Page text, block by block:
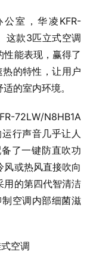
室，华凌KFR-
这款3匹立式空调
性能表现，赢得了
的特性，让用户
的室内环境。
72LW/N8HB1A
行声音几乎让人
了一键防直吹功
或热风直接吹向
用的第四代智清洁
空调内部细菌滋
空调